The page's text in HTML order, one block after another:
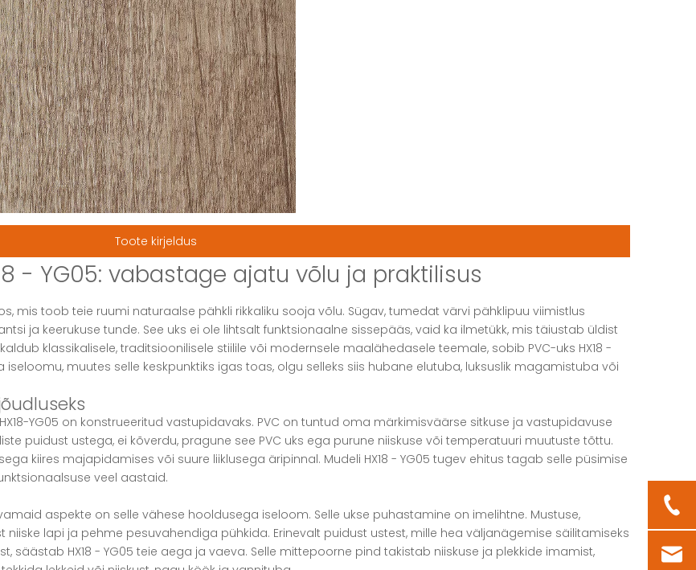
Toote kirjeldus
- YG05: vabastage ajatu võlu ja praktilisus
mis toob teie ruumi naturaalse pähkli rikkaliku sooja võlu. Sügav, tumedat värvi pähklipuu viimistlus
ja keerukuse tunde. See uks ei ole lihtsalt funktsionaalne sissepääs, vaid ka ilmetükk, mis täiustab üldist
klassikalisele, traditsioonilisele stiilile või modernsele maalähedasele teemale, sobib PVC-uks HX18 -
muutes selle keskpunktiks igas toas, olgu selleks siis hubane elutuba, luksuslik magamistuba või
YG05 on konstrueeritud vastupidavaks. PVC on tuntud oma märkimisväärse sitkuse ja vastupidavuse
puidust ustega, ei kõverdu, pragune see PVC uks ega purune niiskuse või temperatuuri muutuste tõttu.
kiires majapidamises või suure liiklusega äripinnal. Mudeli HX18 - YG05 tugev ehitus tagab selle püsimise
veel aastaid.
aspekte on selle vähese hooldusega iseloom. Selle ukse puhastamine on imelihtne. Mustuse,
lapi ja pehme pesuvahendiga pühkida. Erinevalt puidust ustest, mille hea väljanägemise säilitamiseks
säästab HX18 - YG05 teie aega ja vaeva. Selle mittepoorne pind takistab niiskuse ja plekkide imamist,